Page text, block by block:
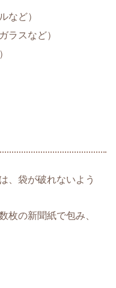
など）
ラスなど）
、袋が破れないよう
枚の新聞紙で包み、